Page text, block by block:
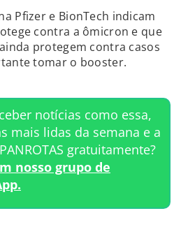
Pfizer e BionTech indicam
contra a ômicron e que
protegem contra casos
tomar o booster.
notícias como essa,
mais lidas da semana e a
gratuitamente?
nosso grupo de